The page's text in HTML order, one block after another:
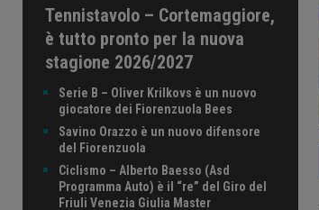
Tennistavolo – Cortemaggiore,
è tutto pronto per la nuova
stagione 2026/2027
Serie B – Oliver Krilkovs è un nuovo
giocatore dei Fiorenzuola Bees
Savino Orazzo è un nuovo difensore
del Fiorenzuola
Ciclismo – Alberto Baesso (Asd
Programma Auto) è il “re” del Giro del
Friuli Venezia Giulia Master